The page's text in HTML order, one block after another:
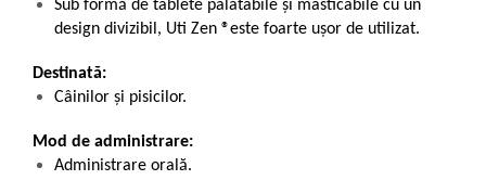
Sub formă de tablete palatabile și masticabile cu un
design divizibil, Uti Zen ®este foarte ușor de utilizat.
Destinată:
Câinilor și pisicilor.
Mod de administrare:
Administrare orală.